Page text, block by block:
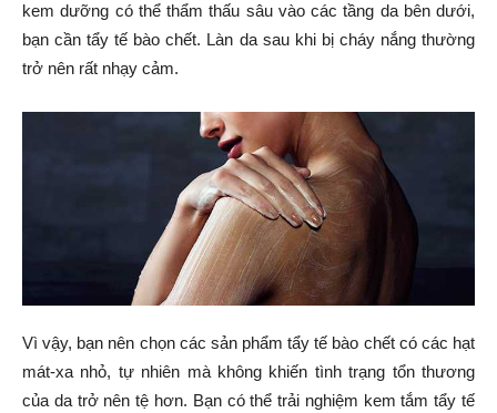
kem dưỡng có thể thẩm thấu sâu vào các tầng da bên dưới,
bạn cần tẩy tế bào chết. Làn da sau khi bị cháy nắng thường
trở nên rất nhạy cảm.
Vì vậy, bạn nên chọn các sản phẩm tẩy tế bào chết có các hạt
mát-xa nhỏ, tự nhiên mà không khiến tình trạng tổn thương
của da trở nên tệ hơn. Bạn có thể trải nghiệm kem tắm tẩy tế